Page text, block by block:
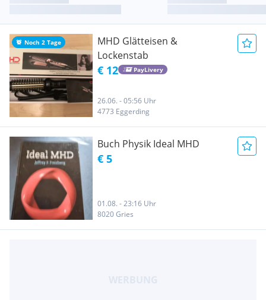
Noch 2 Tage
MHD Glätteisen &
Lockenstab
€ 12 PayLivery
26.06. - 05:56 Uhr
4773 Eggerding
Buch Physik Ideal MHD
€ 5
01.08. - 23:16 Uhr
8020 Gries